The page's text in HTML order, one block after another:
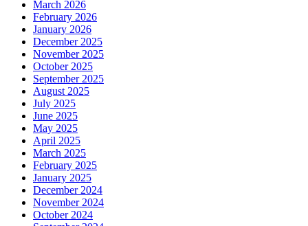
March 2026
February 2026
January 2026
December 2025
November 2025
October 2025
September 2025
August 2025
July 2025
June 2025
May 2025
April 2025
March 2025
February 2025
January 2025
December 2024
November 2024
October 2024